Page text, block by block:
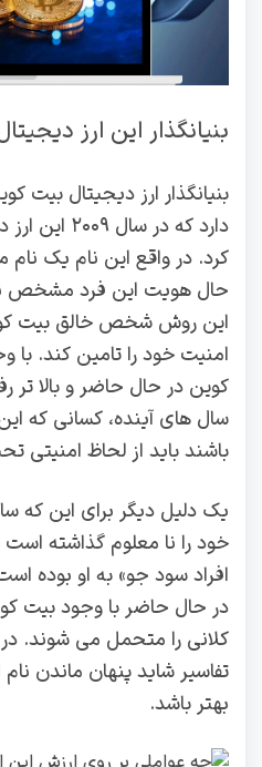
بنیانگذار این ارز
بنیانگذار ارز دیجیتال بیت
دارد که در
کرد. در واقع این نام یک نام
حال هویت این فرد مشخص
این روش شخص خالق بیت
امنیت خود را تامین کند.
سال های آینده، کسانی که
باشند باید از لحاظ امنیتی
یک دلیل دیگر برای این که
خود را نا معلوم گذاشته
افراد سود جو» به او بوده
در حال حاضر با وجود بیت
کلانی را متحمل می شوند.
تفاسیر شاید پنهان ماندن
بهتر باشد.